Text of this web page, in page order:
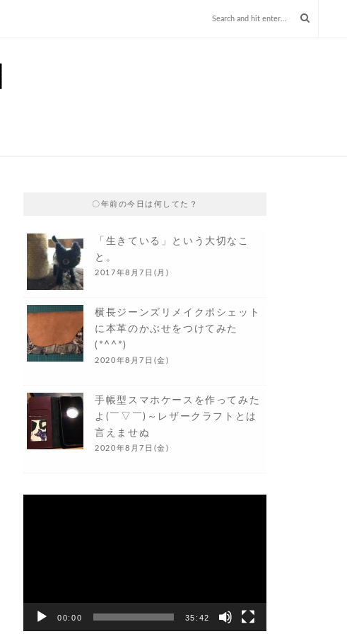
〇年前の今日は何してた？
「生きている」という大切なこ
と。
2017年8月7日(月)
横長ジーンズリメイクポシェット
に本革のかぶせをつけてみた
(*^^*)
2020年8月7日(金)
手帳型スマホケースを作ってみた
よ(￣▽￣)～レザークラフトとは
言えませぬ
2020年8月7日(金)
00:00 35:42